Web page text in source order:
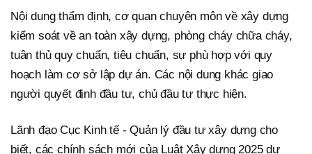
Nội dung thẩm định, cơ quan chuyên môn về xây dựng
kiểm soát về an toàn xây dựng, phòng cháy chữa cháy,
tuân thủ quy chuẩn, tiêu chuẩn, sự phù hợp với quy
hoạch làm cơ sở lập dự án. Các nội dung khác giao
người quyết định đầu tư, chủ đầu tư thực hiện.
Lãnh đạo Cục Kinh tế - Quản lý đầu tư xây dựng cho
biết, các chính sách mới của Luật Xây dựng 2025 dự